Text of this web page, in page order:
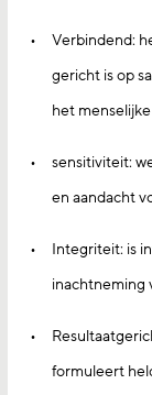
Verbindend:
gericht is op
het
sensitiviteit:
en aandacht
Integriteit: is
inachtneming
formuleert